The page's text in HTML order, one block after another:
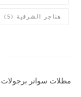
هناجر الشرقية (5)
مظلات سواتر